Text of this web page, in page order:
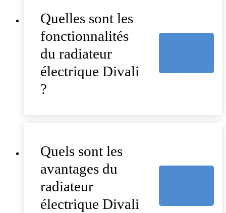
Quelles sont les
fonctionnalités
du radiateur
électrique Divali
?
Quels sont les
avantages du
radiateur
électrique Divali